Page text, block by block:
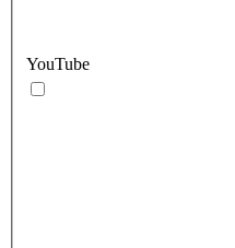
YouTube